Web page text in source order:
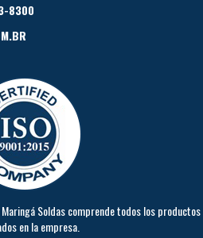
8300
Soldas comprende todos los productos
en la empresa.